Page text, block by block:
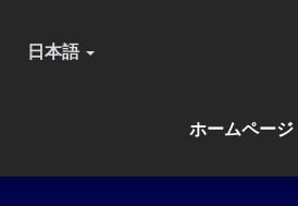
ホームページ
日本語